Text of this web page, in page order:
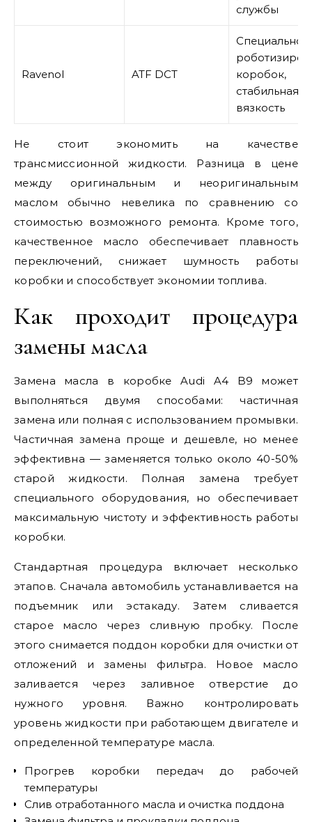
службы
Ravenol ATF DCT
Специально
коробок,
стабильная
вязкость
Не стоит экономить на качестве
трансмиссионной жидкости. Разница в цене
между оригинальным и неоригинальным
маслом обычно невелика по сравнению со
стоимостью возможного ремонта. Кроме того,
качественное масло обеспечивает плавность
переключений, снижает шумность работы
коробки и способствует экономии топлива.
Как проходит процедура
замены масла
Замена масла в коробке Audi A4 B9 может
выполняться двумя способами: частичная
замена или полная с использованием промывки.
Частичная замена проще и дешевле, но менее
эффективна — заменяется только около 40-50%
старой жидкости. Полная замена требует
специального оборудования, но обеспечивает
максимальную чистоту и эффективность работы
коробки.
Стандартная процедура включает несколько
этапов. Сначала автомобиль устанавливается на
подъемник или эстакаду. Затем сливается
старое масло через сливную пробку. После
этого снимается поддон коробки для очистки от
отложений и замены фильтра. Новое масло
заливается через заливное отверстие до
нужного уровня. Важно контролировать
уровень жидкости при работающем двигателе и
определенной температуре масла.
Прогрев коробки передач до рабочей
температуры
Слив отработанного масла и очистка поддона